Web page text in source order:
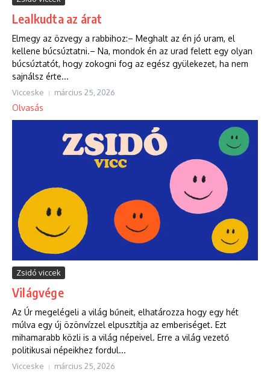
Lealkudta az árat
Elmegy az özvegy a rabbihoz:– Meghalt az én jó uram, el
kellene búcsúztatni.– Na, mondok én az urad felett egy olyan
búcsúztatót, hogy zokogni fog az egész gyülekezet, ha nem
sajnálsz érte...
Vicceske március 25, 2026
Olvasás
Zsidó viccek
Világvége
Az Úr megelégeli a világ bűneit, elhatározza hogy egy hét
múlva egy új özönvízzel elpusztítja az emberiséget. Ezt
mihamarabb közli is a világ népeivel. Erre a világ vezető
politikusai népeikhez fordul...
Vicceske március 25, 2026